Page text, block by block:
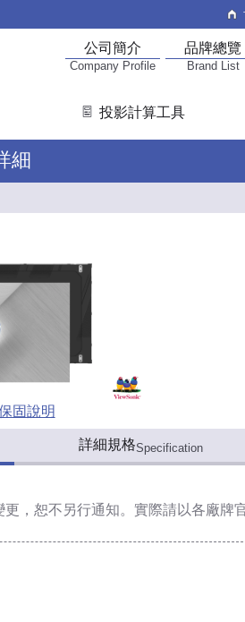
公司簡介
Company Profile
品牌總覽
Brand List
投影計算工具
細
固說明
詳細規格Specification
更，恕不另行通知。實際請以各廠牌